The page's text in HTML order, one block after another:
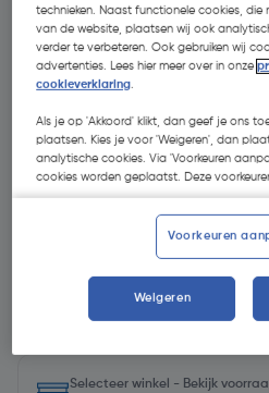
| Excl. btw € 11,01
Selecteer winkel - Bekijk
technieken. Naast functionele cookies, die
van de website, plaatsen wij ook
verder te verbeteren. Ook gebruiken wij
advertenties. Lees hier meer over in onze
cookieverklaring.
Als je op 'Akkoord' klikt, dan geef je ons
plaatsen. Kies je voor 'Weigeren', dan
analytische cookies. Via 'Voorkeuren
cookies worden geplaatst. Deze
Voorkeuren
Weigeren